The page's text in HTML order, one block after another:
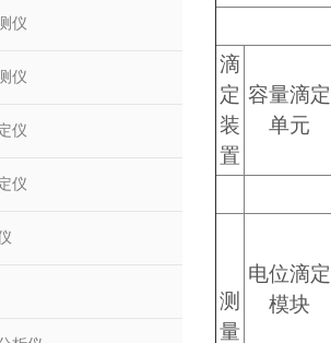
滴
定
装
置
容量滴定
单元
测
量
电位滴定
模块
仪
仪
仪
仪